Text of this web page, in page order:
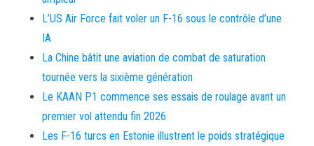
L’US Air Force fait voler un F-16 sous le contrôle d’une
IA
La Chine bâtit une aviation de combat de saturation
tournée vers la sixième génération
Le KAAN P1 commence ses essais de roulage avant un
premier vol attendu fin 2026
Les F-16 turcs en Estonie illustrent le poids stratégique